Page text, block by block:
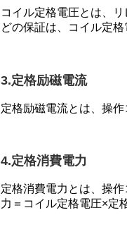
コイル定格電圧とは、
どの保証は、コイル定格
3.定格励磁電流
定格励磁電流とは、操
4.定格消費電力
定格消費電力とは、操
力＝コイル定格電圧×定